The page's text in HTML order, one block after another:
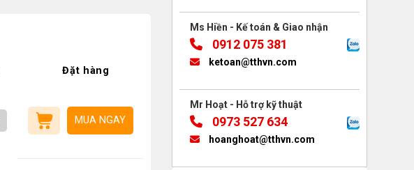
Đặt hàng
MUA NGAY
Ms Hiền - Kế toán & Giao nhận
0912 075 381
ketoan@tthvn.com
Mr Hoạt - Hỗ trợ kỹ thuật
0973 527 634
hoanghoat@tthvn.com